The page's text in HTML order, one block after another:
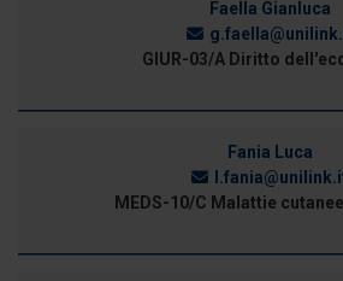
Faella Gianluca
GIUR-03/A Diritto
Fania Luca
MEDS-10/C Malattie